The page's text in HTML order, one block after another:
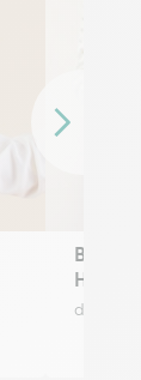
Contenu
dès